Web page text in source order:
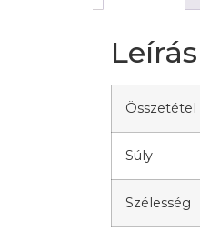
Leírás
Összetétel
Súly
Szélesség